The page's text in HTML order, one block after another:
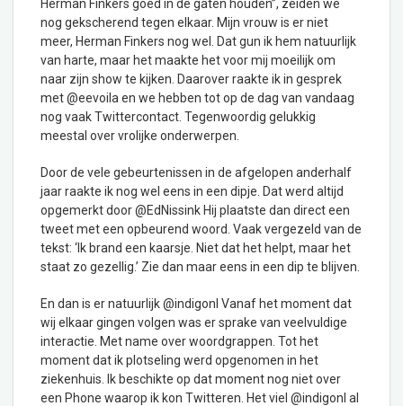
Herman Finkers goed in de gaten houden”, zeiden we
nog gekscherend tegen elkaar. Mijn vrouw is er niet
meer, Herman Finkers nog wel. Dat gun ik hem natuurlijk
van harte, maar het maakte het voor mij moeilijk om
naar zijn show te kijken. Daarover raakte ik in gesprek
met @eevoila en we hebben tot op de dag van vandaag
nog vaak Twittercontact. Tegenwoordig gelukkig
meestal over vrolijke onderwerpen.
Door de vele gebeurtenissen in de afgelopen anderhalf
jaar raakte ik nog wel eens in een dipje. Dat werd altijd
opgemerkt door @EdNissink Hij plaatste dan direct een
tweet met een opbeurend woord. Vaak vergezeld van de
tekst: ‘Ik brand een kaarsje. Niet dat het helpt, maar het
staat zo gezellig.’ Zie dan maar eens in een dip te blijven.
En dan is er natuurlijk @indigonl Vanaf het moment dat
wij elkaar gingen volgen was er sprake van veelvuldige
interactie. Met name over woordgrappen. Tot het
moment dat ik plotseling werd opgenomen in het
ziekenhuis. Ik beschikte op dat moment nog niet over
een Phone waarop ik kon Twitteren. Het viel @indigonl al